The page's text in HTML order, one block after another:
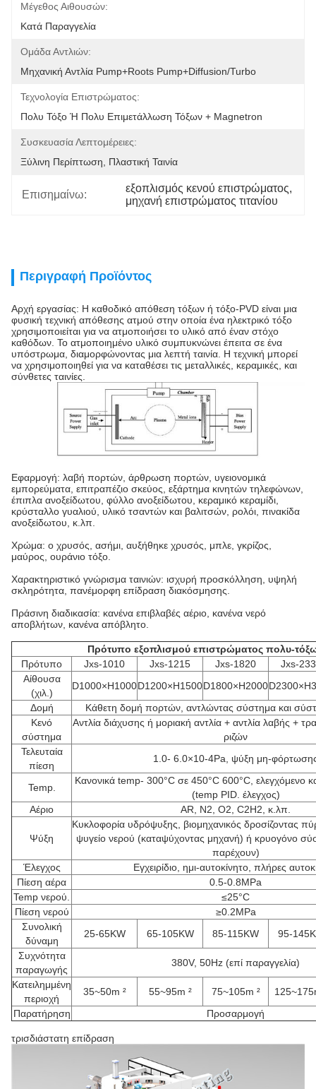
Μέγεθος Αιθουσών:
Κατά Παραγγελία
Ομάδα Αντλιών:
Μηχανική Αντλία Pump+Roots Pump+Diffusion/Turbo
Τεχνολογία Επιστρώματος:
Πολυ Τόξο Ή Πολυ Επιμετάλλωση Τόξων + Magnetron
Συσκευασία Λεπτομέρειες:
Ξύλινη Περίπτωση, Πλαστική Ταινία
Επισημαίνω:
εξοπλισμός κενού επιστρώματος
μηχανή επιστρώματος τιτανίου
Περιγραφή Προϊόντος
Αρχή εργασίας: Η καθοδικό απόθεση τόξων ή τόξο-PVD είναι μια
φυσική τεχνική απόθεσης ατμού στην οποία ένα ηλεκτρικό τόξο
χρησιμοποιείται για να ατμοποιήσει το υλικό από έναν στόχο
καθόδων. Το ατμοποιημένο υλικό συμπυκνώνει έπειτα σε ένα
υπόστρωμα, διαμορφώνοντας μια λεπτή ταινία. Η τεχνική μπορεί
να χρησιμοποιηθεί για να καταθέσει τις μεταλλικές, κεραμικές, και
σύνθετες ταινίες.
Εφαρμογή: λαβή πορτών, άρθρωση πορτών, υγειονομικά
εμπορεύματα, επιτραπέζιο σκεύος, εξάρτημα κινητών τηλεφώνων,
έπιπλα ανοξείδωτου, φύλλο ανοξείδωτου, κεραμικό κεραμίδι,
κρύσταλλο γυαλιού, υλικό τσαντών και βαλιτσών, ρολόι, πινακίδα
ανοξείδωτου, κ.λπ.
Χρώμα: ο χρυσός, ασήμι, αυξήθηκε χρυσός, μπλε, γκρίζος,
μαύρος, ουράνιο τόξο.
Χαρακτηριστικό γνώρισμα ταινιών: ισχυρή προσκόλληση, υψηλή
σκληρότητα, πανέμορφη επίδραση διακόσμησης.
Πράσινη διαδικασία: κανένα επιβλαβές αέριο, κανένα νερό
αποβλήτων, κανένα απόβλητο.
Πρότυπο εξοπλισμού επιστρώματος πολυ-
Πρότυπο
Jxs-1010 Jxs-1215 Jxs-1820
Jxs-
Αίθουσα
(χιλ.)
D1000×H1000D1200×H1500D1800×H2000
Δομή
Κάθετη δομή πορτών, αντλώντας σύστημα και
Κενό
σύστημα
Αντλία διάχυσης ή μοριακή αντλία + αντλία λαβής +
ριζών
Τελευταία
πίεση
1.0- 6.0×10-4Pa, ψύξη μη-
Temp.
Κανονικά temp- 300°C σε 450°C 600°C, ελεγχόμενο
(temp PID. έλεγχος)
Αέριο
AR, Ν2, Ο2, C2H2, κ.λπ.
Ψύξη
Κυκλοφορία υδρόψυξης, βιομηχανικός δροσίζοντας
ψυγείο νερού (καταψύχοντας μηχανή) ή κρυογόνο
παρέχουν)
Έλεγχος
Εγχειρίδιο, ημι-αυτοκίνητο, πλήρες
Πίεση αέρα
0.5-0.8MPa
Temp νερού.
≤25°C
Πίεση νερού
≥0.2MPa
Συνολική
δύναμη
25-65KW 65-105KW 85-115KW
95-
Συχνότητα
παραγωγής
380V, 50Hz (επί παραγγελία)
Κατειλημμένη
περιοχή
35~50m ² 55~95m ² 75~105m ²
Παρατήρηση
Προσαρμογή
τρισδιάστατη επίδραση